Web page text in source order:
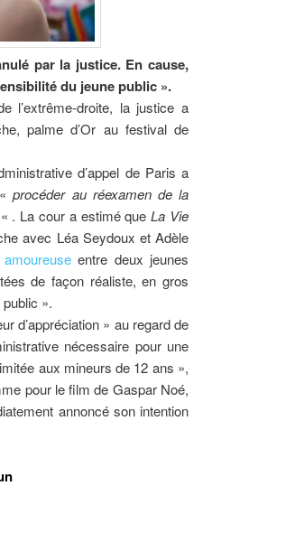
par la justice. En cause,
du jeune public ».
l’extrême-droite, la justice a
palme d’Or au festival de
d’appel de Paris a
«procéder au réexamen de la
« . La cour a estimé queLa Vie
avec Léa Seydoux et Adèle
entre deux jeunes
de façon réaliste, en gros
».
d’appréciation » au regard de
nécessaire pour une
aux mineurs de 12 ans »,
pour le film de Gaspar Noé,
annoncé son intention